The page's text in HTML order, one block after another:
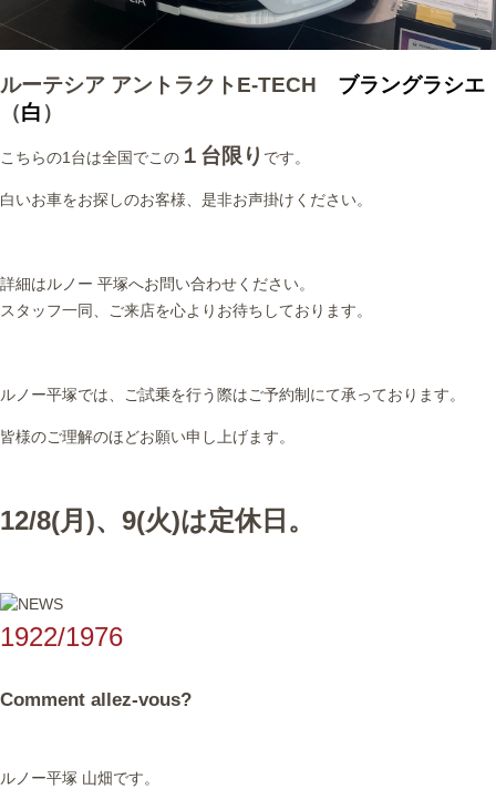
ルーテシア アントラクトE-TECH ブラングラシエ
（白 ）
こちらの1台は全国でこの１台限り です。
白いお車をお探しのお客様、是非お声掛けください。
詳細はルノー 平塚へお問い合わせください。
スタッフ一同、ご来店を心よりお待ちしております。
ルノー平塚では、ご試乗を行う際はご予約制にて承っております。
皆様のご理解のほどお願い申し上げます。
12/8(月)、9(火)は定休日。
1922/1976
Comment allez-vous?
ルノー平塚 山畑です。